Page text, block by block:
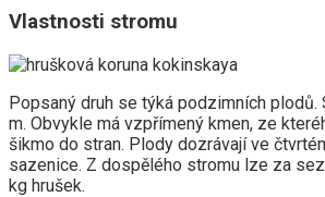
Vlastnosti stromu
Popsaný druh se týká podzimních plodů.
m. Obvykle má vzpřímený kmen, ze
šikmo do stran. Plody dozrávají ve
sazenice. Z dospělého stromu lze za
kg hrušek.